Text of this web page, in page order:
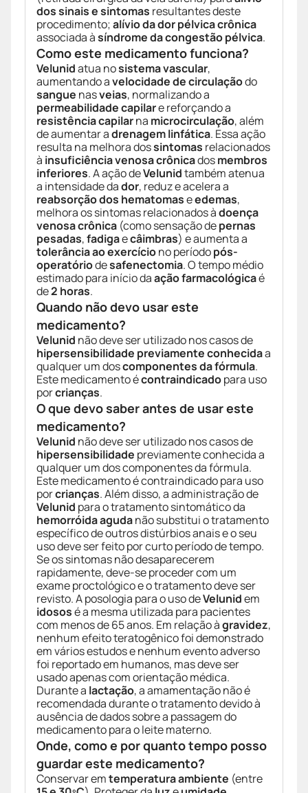
dos sinais e sintomas resultantes deste
procedimento;alívio da dor pélvica crônica
associada àsíndrome da congestão pélvica.
Como este medicamento funciona?
Velunidatua nosistema vascular,
aumentando avelocidade de circulaçãodo
sangue nasveias, normalizando a
permeabilidade capilare reforçando a
resistência capilarna microcirculação, além
de aumentar adrenagem linfática. Essa ação
resulta na melhora dossintomas relacionados
à insuficiência venosa crônicadosmembros
inferiores. A ação deVelunidtambém atenua
a intensidade dador, reduz e acelera a
reabsorção dos hematomaseedemas,
melhora os sintomas relacionados àdoença
venosa crônica (como sensação depernas
pesadas,fadigaecâimbras) e aumenta a
tolerância ao exercíciono períodopós-
operatóriodesafenectomia. O tempo médio
estimado para início daação farmacológicaé
de2 horas.
Quando não devo usar este
medicamento?
Velunid não deve ser utilizado nos casos de
hipersensibilidade previamente conhecidaa
qualquer um doscomponentes da fórmula.
Este medicamento écontraindicadopara uso
porcrianças.
O que devo saber antes de usar este
medicamento?
Velunid não deve ser utilizado nos casos de
hipersensibilidade previamente conhecida a
qualquer um dos componentes da fórmula.
Este medicamento é contraindicado para uso
porcrianças. Além disso, a administração de
Velunid para o tratamento sintomático da
hemorróida agudanão substitui o tratamento
específico de outros distúrbios anais e o seu
uso deve ser feito por curto período de tempo.
Se os sintomas não desaparecerem
rapidamente, deve-se proceder com um
exame proctológico e o tratamento deve ser
revisto. A posologia para o uso deVelunidem
idososé a mesma utilizada para pacientes
com menos de 65 anos. Em relação àgravidez,
nenhum efeito teratogênico foi demonstrado
em vários estudos e nenhum evento adverso
foi reportado em humanos, mas deve ser
usado apenas com orientação médica.
Durante a lactação, a amamentação não é
recomendada durante o tratamento devido à
ausência de dados sobre a passagem do
medicamento para o leite materno.
Onde, como e por quanto tempo posso
guardar este medicamento?
Conservar emtemperatura ambiente (entre